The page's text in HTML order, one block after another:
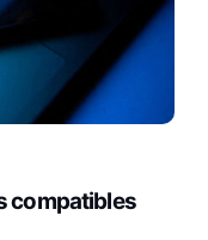
compatibles